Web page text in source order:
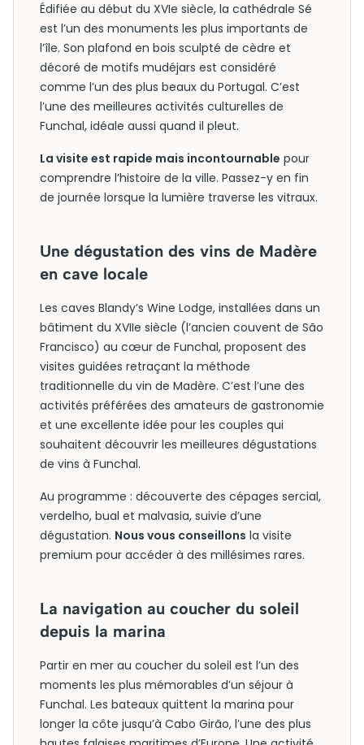
Édifiée au début du XVIe siècle, la cathédrale Sé
est l’un des monuments les plus importants de
l’île. Son plafond en bois sculpté de cèdre et
décoré de motifs mudéjars est considéré
comme l’un des plus beaux du Portugal. C’est
l’une des meilleures activités culturelles de
Funchal, idéale aussi quand il pleut.
La visite est rapide mais incontournable pour
comprendre l’histoire de la ville. Passez-y en fin
de journée lorsque la lumière traverse les vitraux.
Une dégustation des vins de Madère
en cave locale
Les caves Blandy’s Wine Lodge, installées dans un
bâtiment du XVIIe siècle (l’ancien couvent de São
Francisco) au cœur de Funchal, proposent des
visites guidées retraçant la méthode
traditionnelle du vin de Madère. C’est l’une des
activités préférées des amateurs de gastronomie
et une excellente idée pour les couples qui
souhaitent découvrir les meilleures dégustations
de vins à Funchal.
Au programme : découverte des cépages sercial,
verdelho, bual et malvasia, suivie d’une
dégustation. Nous vous conseillons la visite
premium pour accéder à des millésimes rares.
La navigation au coucher du soleil
depuis la marina
Partir en mer au coucher du soleil est l’un des
moments les plus mémorables d’un séjour à
Funchal. Les bateaux quittent la marina pour
longer la côte jusqu’à Cabo Girão, l’une des plus